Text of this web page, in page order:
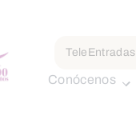
TeleEntradas
Conócenos